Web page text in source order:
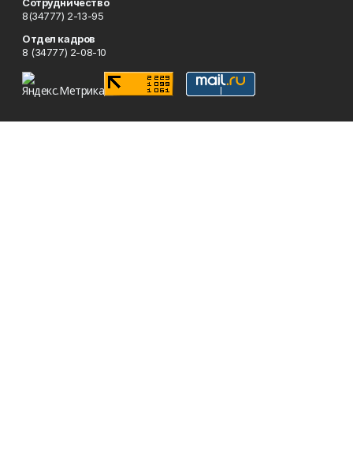
8(34777) 2-13-95
Отдел кадров
8 (34777) 2-08-10